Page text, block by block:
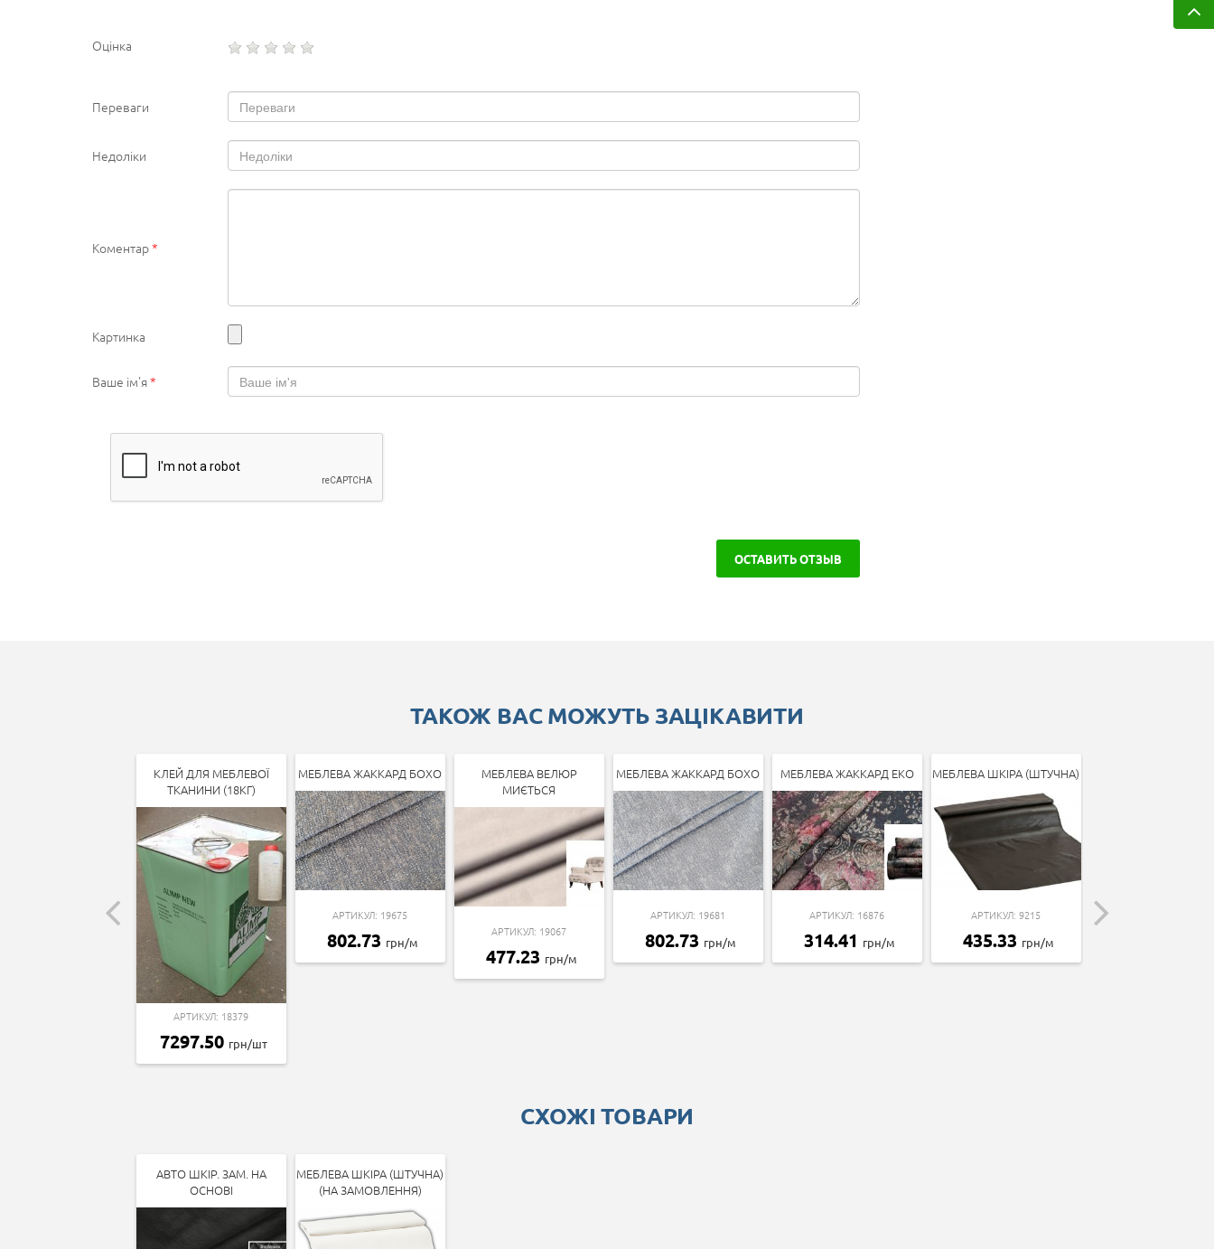
Оцінка
Переваги
Недоліки
Коментар*
Картинка
Ваше ім'я*
ОСТАВИТЬ ОТЗЫВ
ТАКОЖ ВАС МОЖУТЬ ЗАЦІКАВИТИ
КЛЕЙ ДЛЯ МЕБЛЕВОЇ
ТКАНИНИ (18КГ)
АРТИКУЛ: 18379
7297.50 грн/шт
МЕБЛЕВА ЖАККАРД БОХО
АРТИКУЛ: 19675
802.73 грн/м
МЕБЛЕВА ВЕЛЮР
МИЄТЬСЯ
АРТИКУЛ: 19067
477.23 грн/м
МЕБЛЕВА ЖАККАРД БОХО
АРТИКУЛ: 19681
802.73 грн/м
МЕБЛЕВА ЖАККАРД ЕКО
АРТИКУЛ: 16876
314.41 грн/м
МЕБЛЕВА ШКІРА (ШТУЧНА)
АРТИКУЛ: 9215
435.33 грн/м
СХОЖІ ТОВАРИ
АВТО ШКІР. ЗАМ. НА
ОСНОВІ
МЕБЛЕВА ШКІРА (ШТУЧНА)
(НА ЗАМОВЛЕННЯ)